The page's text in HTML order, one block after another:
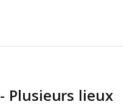
- Plusieurs lieux